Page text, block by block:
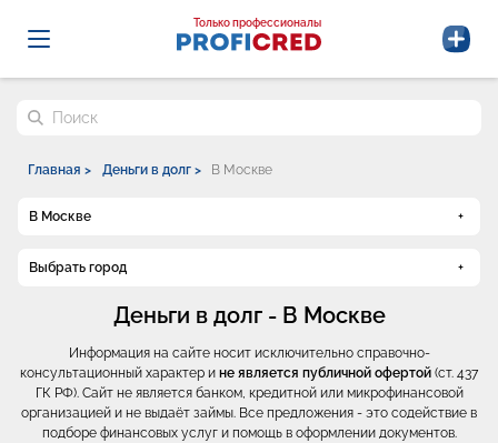
Probrokery - Только профессионалы
Только профессионалы
Поиск по сайту
Главная > Деньги в долг > В Москве
В Москве
Выбрать город
Деньги в долг - В Москве
Информация на сайте носит исключительно справочно-
консультационный характер и не является публичной офертой (ст. 437
ГК РФ). Сайт не является банком, кредитной или микрофинансовой
организацией и не выдаёт займы. Все предложения - это содействие в
подборе финансовых услуг и помощь в оформлении документов.